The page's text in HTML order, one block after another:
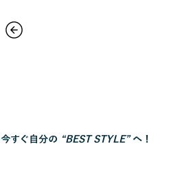
​今すぐ自分の “BEST STYLE” へ！